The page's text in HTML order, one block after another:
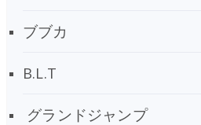
ブブカ
B.L.T
グランドジャンプ